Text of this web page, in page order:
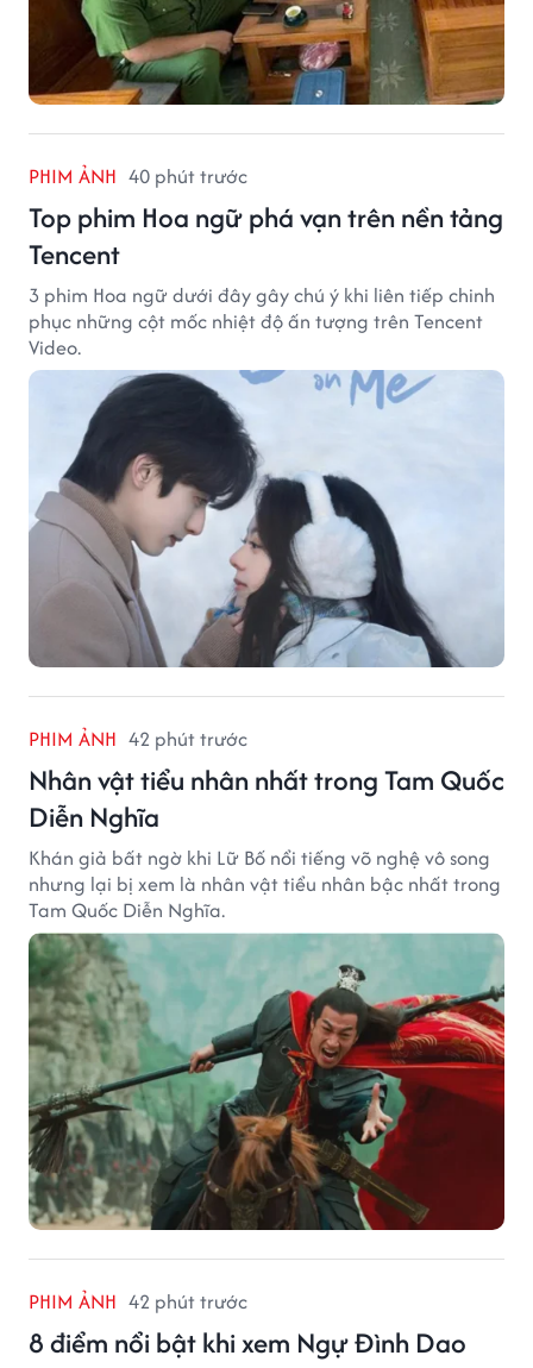
PHIM ẢNH 40 phút trước
Top phim Hoa ngữ phá vạn trên nền tảng
Tencent
3 phim Hoa ngữ dưới đây gây chú ý khi liên tiếp chinh
phục những cột mốc nhiệt độ ấn tượng trên Tencent
Video.
PHIM ẢNH 42 phút trước
Nhân vật tiểu nhân nhất trong Tam Quốc
Diễn Nghĩa
Khán giả bất ngờ khi Lữ Bố nổi tiếng võ nghệ vô song
nhưng lại bị xem là nhân vật tiểu nhân bậc nhất trong
Tam Quốc Diễn Nghĩa.
PHIM ẢNH 42 phút trước
8 điểm nổi bật khi xem Ngự Đình Dao